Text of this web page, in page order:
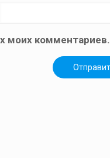
моих комментариев.